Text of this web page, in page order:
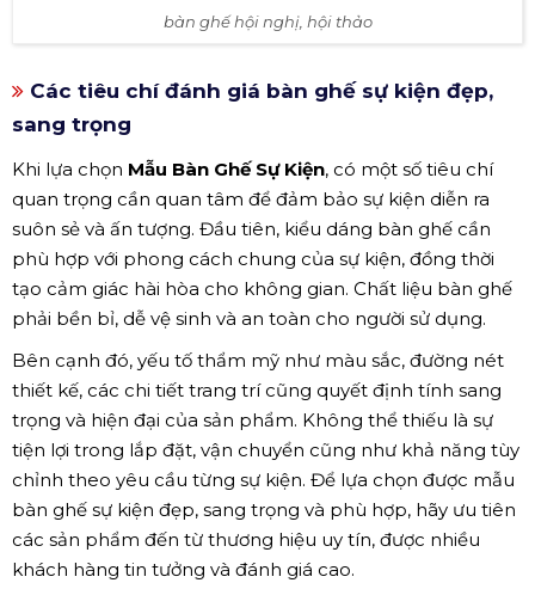
bàn ghế hội nghị, hội thảo
Các tiêu chí đánh giá bàn ghế sự kiện đẹp,
sang trọng
Khi lựa chọn Mẫu Bàn Ghế Sự Kiện, có một số tiêu chí
quan trọng cần quan tâm để đảm bảo sự kiện diễn ra
suôn sẻ và ấn tượng. Đầu tiên, kiểu dáng bàn ghế cần
phù hợp với phong cách chung của sự kiện, đồng thời
tạo cảm giác hài hòa cho không gian. Chất liệu bàn ghế
phải bền bỉ, dễ vệ sinh và an toàn cho người sử dụng.
Bên cạnh đó, yếu tố thẩm mỹ như màu sắc, đường nét
thiết kế, các chi tiết trang trí cũng quyết định tính sang
trọng và hiện đại của sản phẩm. Không thể thiếu là sự
tiện lợi trong lắp đặt, vận chuyển cũng như khả năng tùy
chỉnh theo yêu cầu từng sự kiện. Để lựa chọn được mẫu
bàn ghế sự kiện đẹp, sang trọng và phù hợp, hãy ưu tiên
các sản phẩm đến từ thương hiệu uy tín, được nhiều
khách hàng tin tưởng và đánh giá cao.